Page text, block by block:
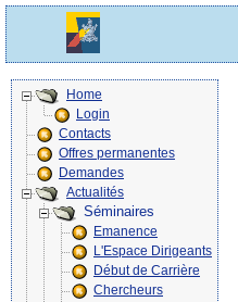
Home
Login
Contacts
Offres permanentes
Demandes
Actualités
Séminaires
Emanence
L'Espace Dirigeants
Début de Carrière
Chercheurs